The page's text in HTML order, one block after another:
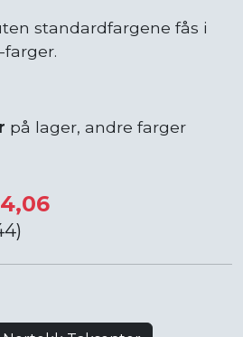
standardfargene fås i
farger.
på lager, andre farger